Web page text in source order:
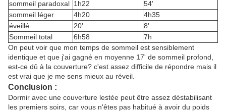
sommeil paradoxal 1h22
54'
sommeil léger
4h20
4h35
éveillé
20'
8'
Sommeil total
6h58
7h
On peut voir que mon temps de sommeil est sensiblement
identique et que j'ai gagné en moyenne 17' de sommeil profond,
est-ce dû à la couverture? c'est assez difficile de répondre mais il
est vrai que je me sens mieux au réveil.
Conclusion :
Dormir avec une couverture lestée peut être assez déstabilisant
les premiers soirs, car vous n'êtes pas habitué à avoir du poids